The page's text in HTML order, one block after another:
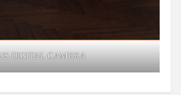
DIGITAL CAMERA